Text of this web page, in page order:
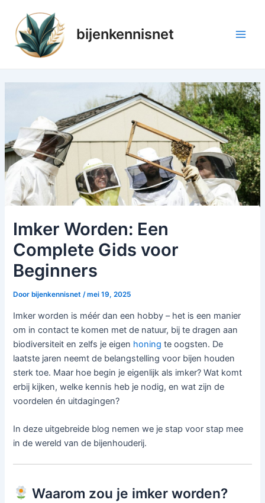
inhoud
bijenkennisnet
Imker Worden: Een
Complete Gids voor
Beginners
Door bijenkennisnet/mei 19, 2025
Imker worden is méér dan een hobby – het is een manier
om in contact te komen met de natuur, bij te dragen aan
biodiversiteit en zelfs je eigen honing te oogsten. De
laatste jaren neemt de belangstelling voor bijen houden
sterk toe. Maar hoe begin je eigenlijk als imker? Wat komt
erbij kijken, welke kennis heb je nodig, en wat zijn de
voordelen én uitdagingen?
In deze uitgebreide blog nemen we je stap voor stap mee
in de wereld van de bijenhouderij.
Waarom zou je imker worden?